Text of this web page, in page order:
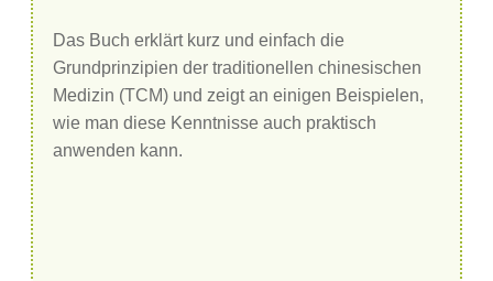
Das Buch erklärt kurz und einfach die
Grundprinzipien der traditionellen chinesischen
Medizin (TCM) und zeigt an einigen Beispielen,
wie man diese Kenntnisse auch praktisch
anwenden kann.